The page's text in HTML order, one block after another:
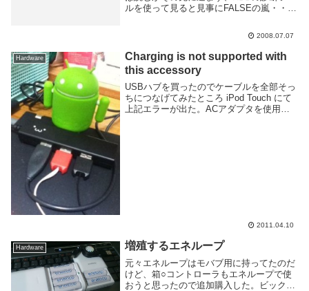
ルを使って見ると見事にFALSEの嵐・・・
んだか知らないが、windows ...
2008.07.07
Hardware
Charging is not supported with
this accessory
USBハブを買ったのでケーブルを全部そっ
ちにつなげてみたところ iPod Touch にて
上記エラーが出た。ACアダプタを使用し
2011.04.10
Hardware 増殖するエネループ
元々エネループはモバブ用に持ってたのだ
けど、箱○コントローラもエネループで使
おうと思ったので追加購入した。ビックカ